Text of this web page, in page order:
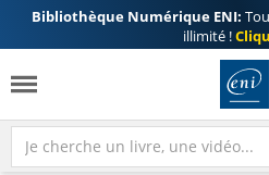
Bibliothèque Numérique ENI:
illimité !